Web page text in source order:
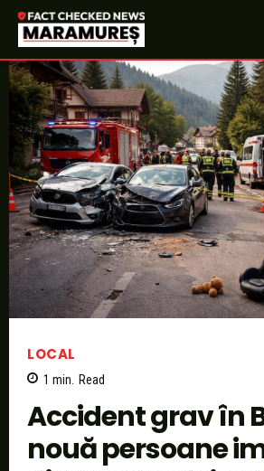
LOCAL
1 min. Read
Accident grav în
nouă persoane